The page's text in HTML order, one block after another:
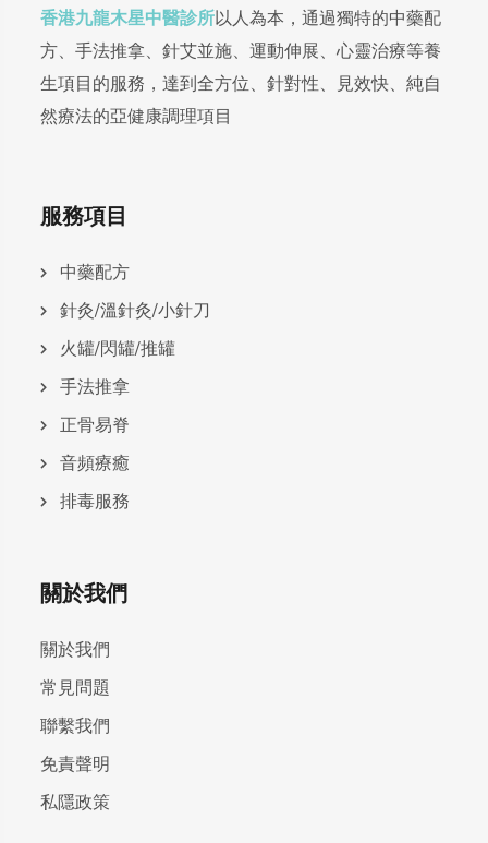
香港九龍木星中醫診所以人為本，通過獨特的中藥配
方、手法推拿、針艾並施、運動伸展、心靈治療等養
生項目的服務，達到全方位、針對性、見效快、純自
然療法的亞健康調理項目
服務項目
中藥配方
針灸/溫針灸/小針刀
火罐/閃罐/推罐
手法推拿
正骨易脊
⾳頻療癒
排毒服務
關於我們
關於我們
常見問題
聯繫我們
免責聲明
私隱政策